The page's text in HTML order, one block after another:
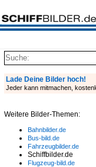
Lade Deine Bilder hoch!
Jeder kann mitmachen,
Weitere Bilder-Themen:
Bahnbilder.de
Bus-bild.de
Fahrzeugbilder.de
Schiffbilder.de
Flugzeug-bild.de